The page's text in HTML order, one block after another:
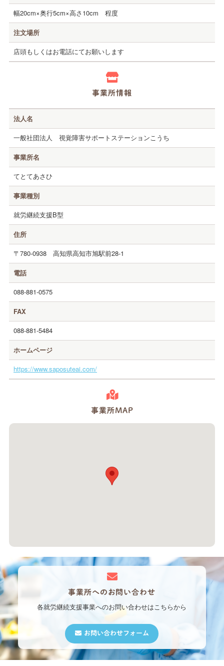
共同受注
幅20cm×奥行5cm×高さ10cm 程度
注文場所
店頭もしくはお電話にてお願いします
事業所情報
法人名
一般社団法人 視覚障害サポートステーションこうち
事業所名
てとてあさひ
事業種別
就労継続支援B型
住所
〒780-0938 高知県高知市旭駅前28-1
電話
088-881-0575
FAX
088-881-5484
ホームページ
https://www.saposuteai.com/
事業所MAP
事業所への お問い合わせ
各就労継続支援事業へのお問い合わせはこちらから
お問い合わせフォーム